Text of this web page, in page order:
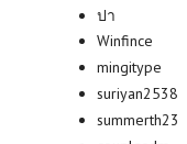
ปา
Winfince
mingitype
suriyan2538
summerth23